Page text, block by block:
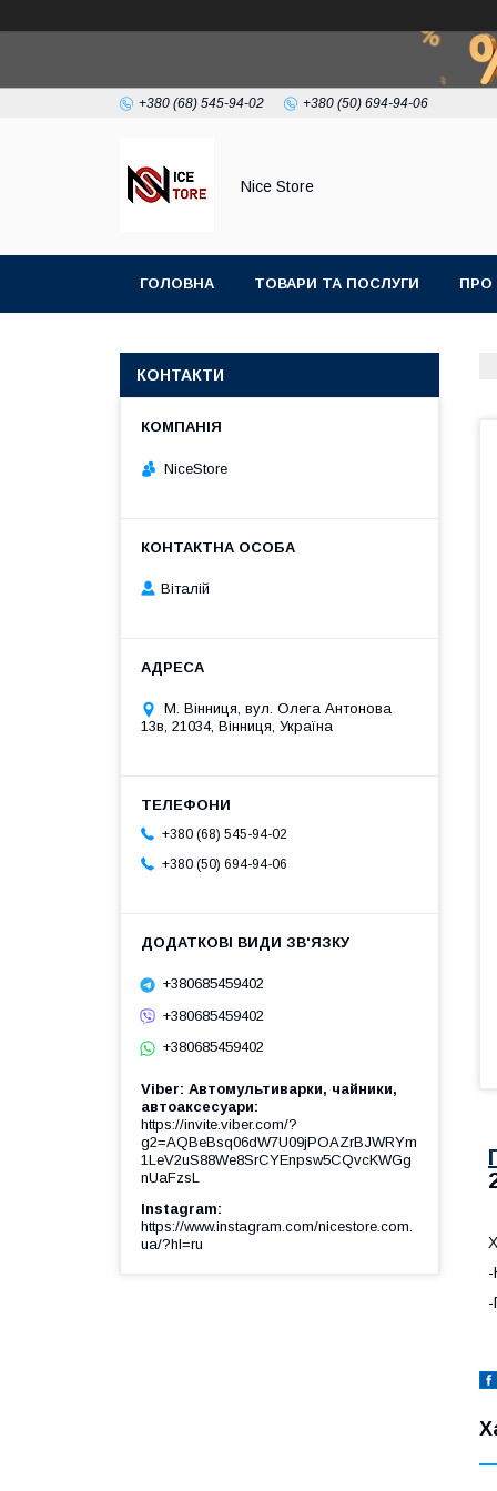
+380 (68) 545-94-02 +380 (50) 694-94-06
Nice Store
ГОЛОВНА ТОВАРИ ТА ПОСЛУГИ ПРО
-
-
КОНТАКТИ
NiceStore
Віталій
М. Вінниця, вул. Олега Антонова
13в, 21034, Вінниця, Україна
+380 (68) 545-94-02
+380 (50) 694-94-06
+380685459402
+380685459402
+380685459402
Viber: Автомультиварки, чайники,
автоаксесуари
https://invite.viber.com/?
g2=AQBeBsq06dW7U09jPOAZrBJWRYm
1LeV2uS88We8SrCYEnpsw5CQvcKWGg
nUaFzsL
Instagram
https://www.instagram.com/nicestore.com.
ua/?hl=ru